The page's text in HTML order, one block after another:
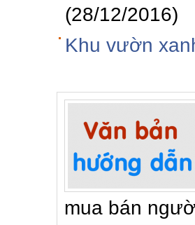
(28/12/2016)
Khu vườn
mua bán